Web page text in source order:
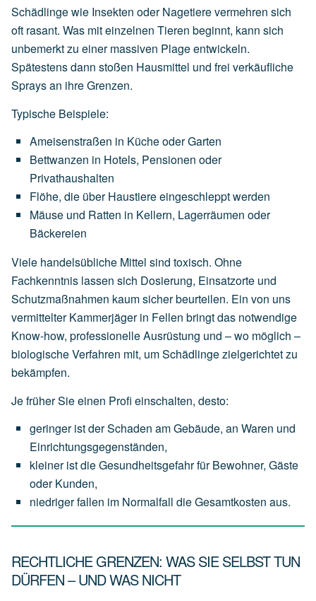
Schädlinge wie Insekten oder Nagetiere vermehren sich
oft rasant. Was mit einzelnen Tieren beginnt, kann sich
unbemerkt zu einer massiven Plage entwickeln.
Spätestens dann stoßen Hausmittel und frei verkäufliche
Sprays an ihre Grenzen.
Typische Beispiele:
Ameisenstraßen in KücheoderGarten
Bettwanzen in Hotels, Pensionen oder
Privathaushalten
Flöhe, die über Haustiereeingeschlepptwerden
Mäuse und Ratten in Kellern, Lagerräumen oder
Bäckereien
Viele handelsübliche Mittel sind toxisch. Ohne
Fachkenntnis lassen sich Dosierung, Einsatzorte und
Schutzmaßnahmen kaum sicher beurteilen. Ein von uns
vermittelter Kammerjäger in Fellen bringt das notwendige
Know-how, professionelle Ausrüstung und – wo möglich –
biologische Verfahren mit, um Schädlinge zielgerichtet zu
bekämpfen.
Je früher Sie einen Profi einschalten, desto:
geringer istderSchaden amGebäude, an Waren und
Einrichtungsgegenständen,
kleiner istdieGesundheitsgefahrfür Bewohner, Gäste
oder Kunden,
niedrigerfallen im Normalfall dieGesamtkosten aus.
RECHTLICHE GRENZEN: WAS SIE SELBST TUN
DÜRFEN – UND WAS NICHT